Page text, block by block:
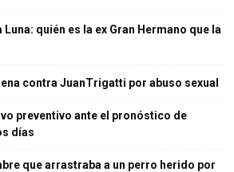
quién es la ex Gran Hermano que la
contra JuanTrigatti por abuso sexual
preventivo ante el pronóstico de
días
que arrastraba a un perro herido por